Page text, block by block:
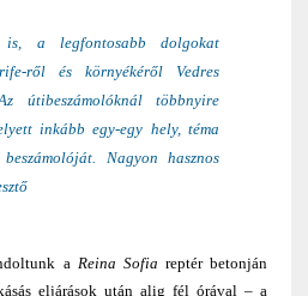
a legfontosabb dolgokat
ről és környékéről Vedres
útibeszámolóknál többnyire
inkább egy-egy hely, téma
Nagyon hasznos
a Reina Sofia reptér betonján
eljárások után alig fél órával – a